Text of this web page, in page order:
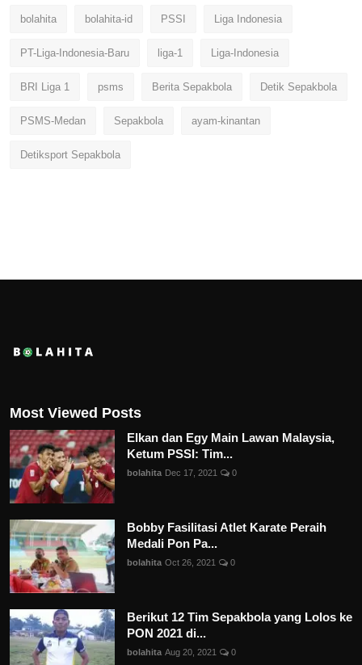
bolahita bolahita-id PSSI Liga Indonesia
PT-Liga-Indonesia-Baru liga-1 Liga-Indonesia
BRI Liga 1 psms Berita Sepakbola Detik Sepakbola
PSMS-Medan Sepakbola ayam-kinantan
Detiksport Sepakbola
Most Viewed Posts
Elkan dan Egy Main Lawan Malaysia,
Ketum PSSI: Tim...
bolahita Dec 17, 2021 0
Bobby Fasilitasi Atlet Karate Peraih
Medali Pon Pa...
bolahita Oct 26, 2021 0
Berikut 12 Tim Sepakbola yang Lolos ke
PON 2021 di...
bolahita Aug 20, 2021 0